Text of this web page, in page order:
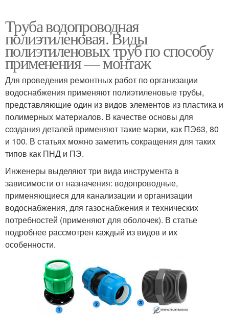
Труба водопроводная
полиэтиленовая. Виды
полиэтиленовых труб по способу
применения — монтаж
Для проведения ремонтных работ по организации
водоснабжения применяют полиэтиленовые трубы,
представляющие один из видов элементов из пластика и
полимерных материалов. В качестве основы для
создания деталей применяют такие марки, как ПЭ63, 80
и 100. В статьях можно заметить сокращения для таких
типов как ПНД и ПЭ.
Инженеры выделяют три вида инструмента в
зависимости от назначения: водопроводные,
применяющиеся для канализации и организации
водоснабжения, для газоснабжения и технических
потребностей (применяют для оболочек). В статье
подробнее рассмотрен каждый из видов и их
особенности.